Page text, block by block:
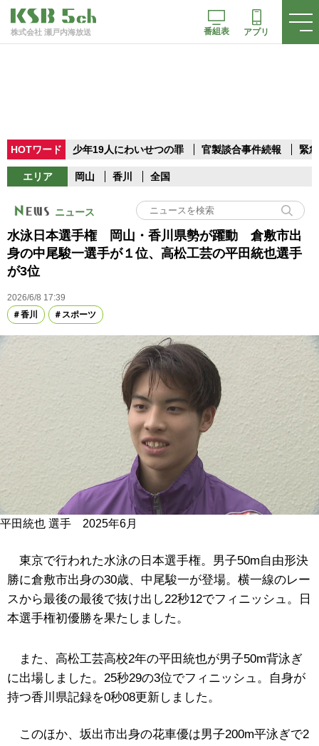
株式会社 瀬戸内海放送 番組表 アプリ
HOTワード 少年19人にわいせつの罪 官製談合事件続報 緊
エリア 岡山 香川 全国
ニュース
水泳日本選手権 岡山・香川県勢が躍動 倉敷市出
身の中尾駿一選手が１位、高松工芸の平田統也選手
が3位
2026/6/8 17:39
香川
スポーツ
平田統也 選手 2025年6月
東京で行われた水泳の日本選手権。男子50m自由形決
勝に倉敷市出身の30歳、中尾駿一が登場。横一線のレー
スから最後の最後で抜け出し22秒12でフィニッシュ。日
本選手権初優勝を果たしました。
また、高松工芸高校2年の平田統也が男子50m背泳ぎ
に出場しました。25秒29の3位でフィニッシュ。自身が
持つ香川県記録を0秒08更新しました。
このほか、坂出市出身の花車優は男子200m平泳ぎで2